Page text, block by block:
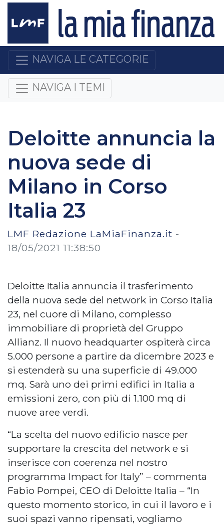
NAVIGA LE CATEGORIE
NAVIGA I TEMI
Deloitte annuncia la
nuova sede di
Milano in Corso
Italia 23
LMF Redazione LaMiaFinanza.it -
18/05/2021 11:38:50
Deloitte Italia annuncia il trasferimento
della nuova sede del network in Corso Italia
23, nel cuore di Milano, complesso
immobiliare di proprietà del Gruppo
Allianz. Il nuovo headquarter ospiterà circa
5.000 persone a partire da dicembre 2023 e
si estenderà su una superficie di 49.000
mq. Sarà uno dei primi edifici in Italia a
emissioni zero, con più di 1.100 mq di
nuove aree verdi.
“La scelta del nuovo edificio nasce per
supportare la crescita del network e si
inserisce con coerenza nel nostro
programma Impact for Italy” – commenta
Fabio Pompei, CEO di Deloitte Italia – “In
questo momento storico, in cui il lavoro e i
suoi spazi vanno ripensati, vogliamo